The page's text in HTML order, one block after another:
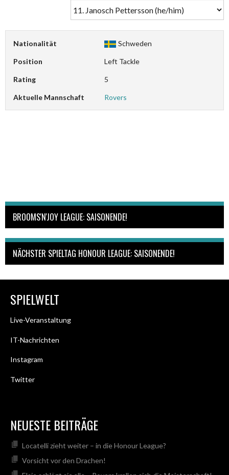
Nationalität Schweden
Position Left Tackle
Rating 5
Aktuelle Mannschaft Rovers
BROOMS'N'JOY LEAGUE: SAISONENDE!
NÄCHSTER SPIELTAG HONOUR LEAGUE: SAISONENDE!
SPIELWELT
Live-Veranstaltung
IT-Nachrichten
Instagram
Twitter
NEUESTE BEITRÄGE
Locatelli zieht weiter – in die Honour League?
Vorsicht vor den Drachen!